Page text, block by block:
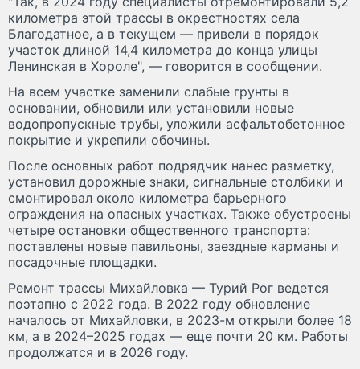
километра этой трассы в окрестностях села
Благодатное, а в текущем — привели в порядок
участок длиной 14,4 километра до конца улицы
Ленинская в Хороле", — говорится в сообщении.
На всем участке заменили слабые грунты в
основании, обновили или установили новые
водопропускные трубы, уложили асфальтобетонное
покрытие и укрепили обочины.
После основных работ подрядчик нанес разметку,
установил дорожные знаки, сигнальные столбики и
смонтировал около километра барьерного
ограждения на опасных участках. Также обустроены
четыре остановки общественного транспорта:
поставлены новые павильоны, заездные карманы и
посадочные площадки.
Ремонт трассы Михайловка — Турий Рог ведется
поэтапно с 2022 года. В 2022 году обновление
началось от Михайловки, в 2023-м открыли более 18
км, а в 2024–2025 годах — еще почти 20 км. Работы
продолжатся и в 2026 году.